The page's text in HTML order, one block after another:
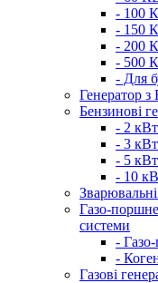
- 100
- 150
- 200
- 500
- Для
Генератор з
Бензинові
- 2 кВт
- 3 кВт
- 5 кВт
- 10
Газо-
системи
-
-
Газові